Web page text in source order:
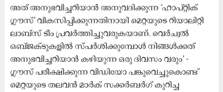
അത്​ അനുഭവിച്ചറിയാൻ അനുവദിക്കുന്ന ‘ഹാപ്റ്റിക്
ഗ്ലൗസ്​’ വികസിപ്പിക്കുന്നതിനായി മെറ്റയുടെ റിയാലിറ്റി
ലാബ്സ് ടീം പ്രവർത്തിച്ചുവരുകയാണ്​. വെർച്വൽ
ഒബ്‌ജക്ടുകളിൽ സ്പർശിക്കുമ്പോൾ നിങ്ങൾക്കത്​
അനുഭവിച്ചറിയാൻ കഴിയുന്ന ഒരു ദിവസം വരും’ -
ഗ്ലൗസ് പരീക്ഷിക്കുന്ന വിഡിയോ പങ്കുവെച്ചുകൊണ്ട്
മെറ്റയുടെ തലവൻ മാർക് സക്കർബർഗ് കുറിച്ച